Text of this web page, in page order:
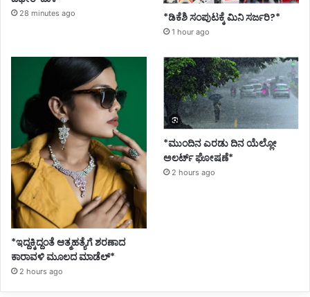
28 minutes ago *ಡಿಕೆಶಿ ಸಂಪುಟಕ್ಕೆ ಮಿನಿ ಸರ್ಜರಿ?*
1 hour ago
*ಇದ್ದಕ್ಕಿದ್ದಂತೆ ಆತ್ಮಹತ್ಯೆಗೆ ಶರಣಾದ
ಕಾರಾವಳಿ ಮೂಲದ ಮಾಡೆಲ್*
2 hours ago
*ಮುಂದಿನ ಎರಡು ದಿನ ಯೆಲ್ಲೋ
ಅಲರ್ಟ್ ಘೋಷಣೆ*
2 hours ago